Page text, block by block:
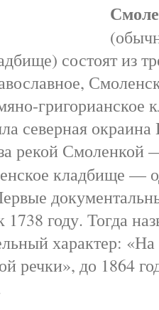
состоят из
григорианское
северная окраина
рекой
кладбище —
1738 году. Тогда
характер:
речки», до 1864